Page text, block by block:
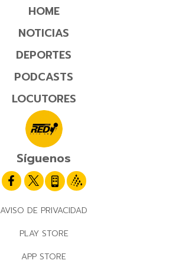
HOME
NOTICIAS
DEPORTES
PODCASTS
LOCUTORES
Síguenos
AVISO DE PRIVACIDAD
PLAY STORE
APP STORE